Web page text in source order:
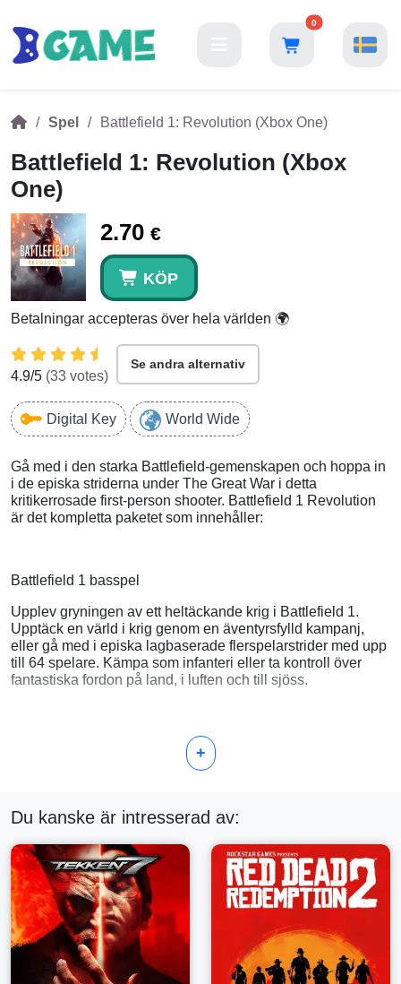
0
Spel Battlefield 1: Revolution (Xbox One)
Battlefield 1: Revolution (Xbox
One)
2.70 €
KÖP
Betalningar accepteras över hela världen 🌍
4.9/5 (33 votes)
Se andra alternativ
Digital Key World Wide
Gå med i den starka Battlefield-gemenskapen och hoppa in
i de episka striderna under The Great War i detta
kritikerrosade first-person shooter. Battlefield 1 Revolution
är det kompletta paketet som innehåller:
Battlefield 1 basspel
Upplev gryningen av ett heltäckande krig i Battlefield 1.
Upptäck en värld i krig genom en äventyrsfylld kampanj,
eller gå med i episka lagbaserade flerspelarstrider med upp
till 64 spelare. Kämpa som infanteri eller ta kontroll över
fantastiska fordon på land, i luften och till sjöss.
Fyra expansionspaket med teman med nya flerspelarkartor,
• Battlefield 1 De ska inte passera
• Battlefield 1 i tsarens namn
• Battlefield 1 Turning Tides
• Battlefield 1 Apocalypse
+
Du kanske är intresserad av: